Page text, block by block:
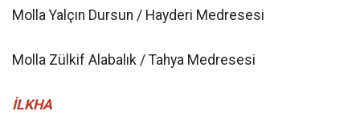
Molla Yalçın Dursun / Hayderi Medresesi
Molla Zülkif Alabalık / Tahya Medresesi
İLKHA